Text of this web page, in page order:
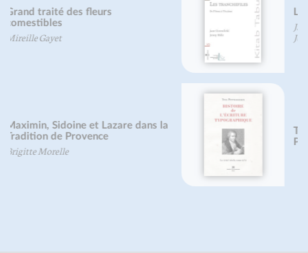
The History of Typographical